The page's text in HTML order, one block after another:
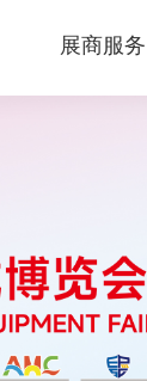
展商服务